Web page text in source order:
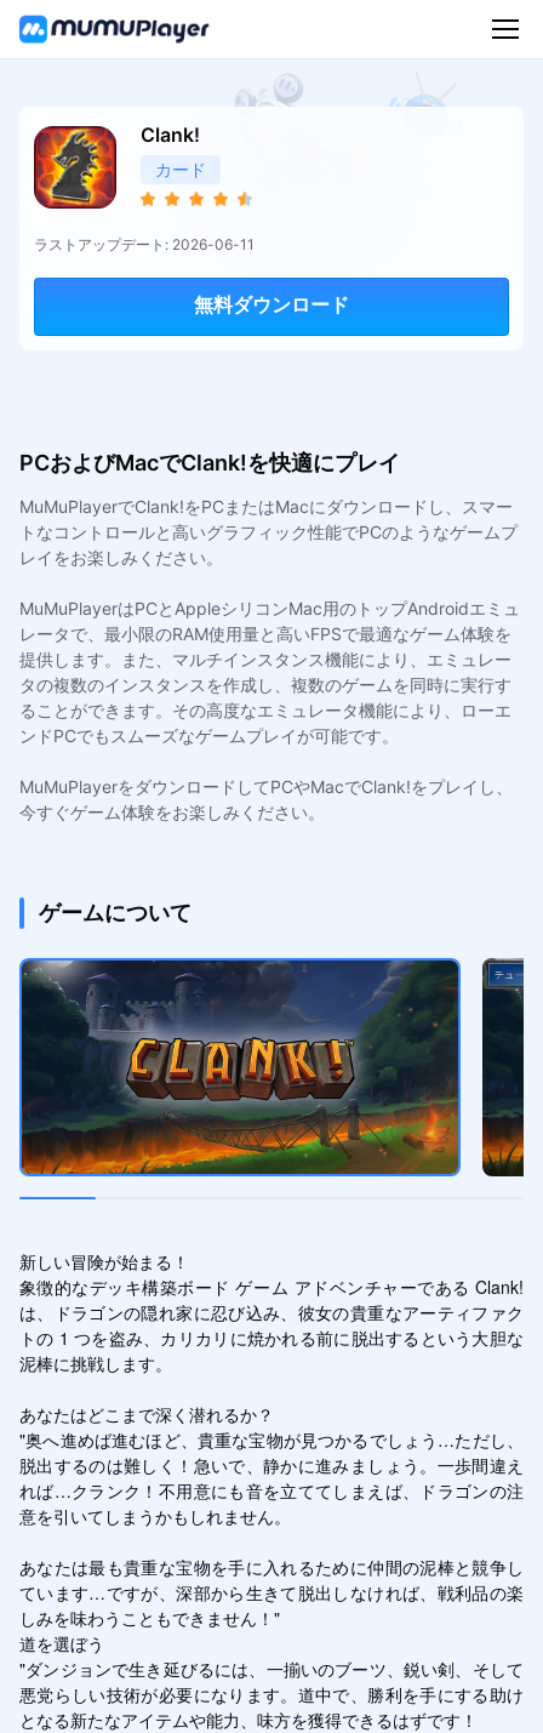
Clank!
カード
ラストアップデート: 2026-06-11
無料ダウンロード
PCおよびMacでClank!を快適にプレイ
MuMuPlayerでClank!をPCまたはMacにダウンロードし、スマー
トなコントロールと高いグラフィック性能でPCのようなゲームプ
レイをお楽しみください。
MuMuPlayerはPCとAppleシリコンMac用のトップAndroidエミュ
レータで、最小限のRAM使用量と高いFPSで最適なゲーム体験を
提供します。また、マルチインスタンス機能により、エミュレー
タの複数のインスタンスを作成し、複数のゲームを同時に実行す
ることができます。その高度なエミュレータ機能により、ローエ
ンドPCでもスムーズなゲームプレイが可能です。
MuMuPlayerをダウンロードしてPCやMacでClank!をプレイし、
今すぐゲーム体験をお楽しみください。
ゲームについて
新しい冒険が始まる！
象徴的なデッキ構築ボード ゲーム アドベンチャーである Clank!
は、ドラゴンの隠れ家に忍び込み、彼女の貴重なアーティファク
トの 1 つを盗み、カリカリに焼かれる前に脱出するという大胆な
泥棒に挑戦します。
あなたはどこまで深く潜れるか？
"奥へ進めば進むほど、貴重な宝物が見つかるでしょう…ただし、
脱出するのは難しく！急いで、静かに進みましょう。一歩間違え
れば…クランク！不用意にも音を立ててしまえば、ドラゴンの注
意を引いてしまうかもしれません。
あなたは最も貴重な宝物を手に入れるために仲間の泥棒と競争し
ています…ですが、深部から生きて脱出しなければ、戦利品の楽
しみを味わうこともできません！"
道を選ぼう
"ダンジョンで生き延びるには、一揃いのブーツ、鋭い剣、そして
悪党らしい技術が必要になります。道中で、勝利を手にする助け
となる新たなアイテムや能力、味方を獲得できるはずです！